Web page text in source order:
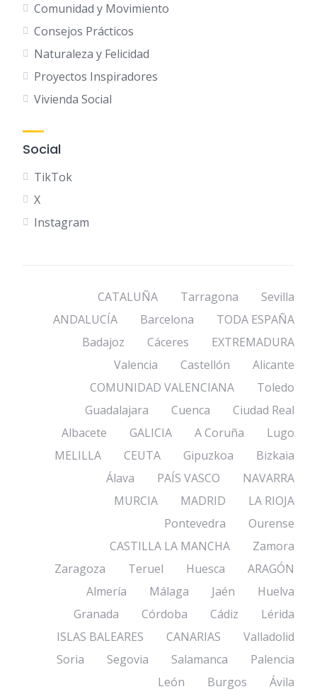
Comunidad y Movimiento
Consejos Prácticos
Naturaleza y Felicidad
Proyectos Inspiradores
Vivienda Social
Social
TikTok
X
Instagram
CATALUÑA Tarragona
Sevilla
ANDALUCÍA
Barcelona
TODA ESPAÑA
Badajoz
Cáceres
EXTREMADURA
Valencia
Castellón
Alicante
COMUNIDAD VALENCIANA
Toledo
Guadalajara
Cuenca
Ciudad Real
Albacete
GALICIA A Coruña
Lugo
MELILLA
CEUTA Gipuzkoa
Bizkaia
Álava
PAÍS VASCO
NAVARRA
MURCIA
MADRID
LA RIOJA
Pontevedra
Ourense
CASTILLA LA MANCHA
Zamora
Zaragoza
Teruel Huesca
ARAGÓN
Almería
Málaga Jaén
Huelva
Granada
Córdoba Cádiz
Lérida
ISLAS BALEARES
CANARIAS
Valladolid
Soria
Segovia Salamanca
Palencia
León
Burgos Ávila